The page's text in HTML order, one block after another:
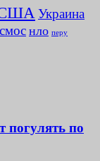
Украина
нло перу
погулять по